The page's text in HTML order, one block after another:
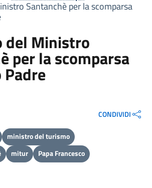
Santanchè per la scomparsa
del Ministro
per la scomparsa
CONDIVIDI
ministro del turismo
mitur Papa Francesco